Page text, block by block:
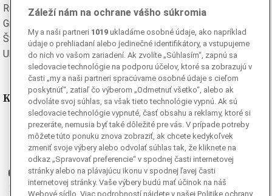
Rumunská
Ruská
Grécka
Švédska
Turecká
Ukrajinská
Vietnamská
Kde nás nájdete
Facebook
Instagram
Ganjing
Youtube
Twitter
Záleží nám na ochrane vášho súkromia
My a naši partneri 1019 ukladáme osobné údaje, ako napríklad
údaje o prehliadaní alebo jedinečné identifikátory, a vstupujeme
do nich vo vašom zariadení. Ak zvolíte „Súhlasím“, zapnú sa
sledovacie technológie na podporu účelov, ktoré sa zobrazujú v
časti „my a naši partneri spracúvame osobné údaje s cieľom
poskytnúť“, zatiaľ čo výberom „Odmetnuť všetko“, alebo ak
odvoláte svoj súhlas, sa však tieto technológie vypnú. Ak sú
sledovacie technológie vypnuté, časť obsahu a reklamy, ktoré si
prezeráte, nemusia byť také dôležité pre vás. V prípade potreby
môžete túto ponuku znova zobraziť, ak chcete kedykoľvek
zmeniť svoje výbery alebo odvolať súhlas tak, že kliknete na
odkaz „Spravovať preferencie“ v spodnej časti internetovej
stránky alebo na plávajúcu ikonu v spodnej ľavej časti
internetovej stránky. Vaše výbery budú mať účinok na náš
Webové sídlo. Viac podrobností nájdete v našej Politike ochrany